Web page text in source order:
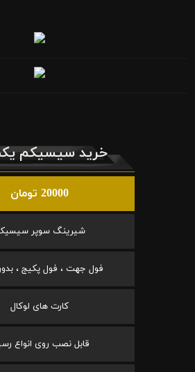
خرید سیسیکم
20000 تومان
شیرینگ سوپر
فول جهت ، فول پکیج ،
کارت های لوکال
قابل نصب روی انواع